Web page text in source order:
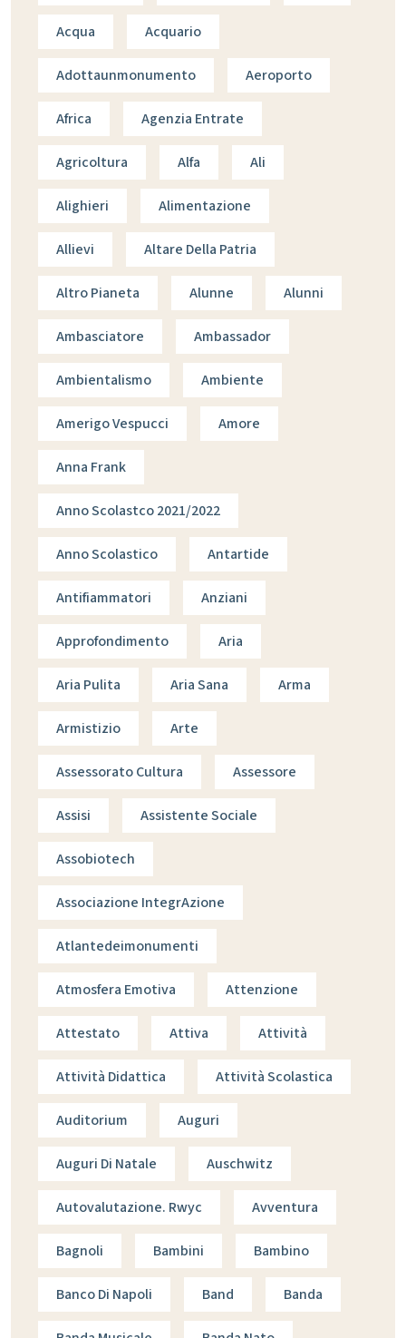
Acqua Acquario
Adottaunmonumento Aeroporto
Africa Agenzia Entrate
Agricoltura Alfa Ali
Alighieri Alimentazione
Allievi Altare Della Patria
Altro Pianeta Alunne Alunni
Ambasciatore Ambassador
Ambientalismo Ambiente
Amerigo Vespucci Amore
Anna Frank
Anno Scolastco 2021/2022
Anno Scolastico Antartide
Antifiammatori Anziani
Approfondimento Aria
Aria Pulita Aria Sana Arma
Armistizio Arte
Assessorato Cultura Assessore
Assisi Assistente Sociale
Assobiotech
Associazione IntegrAzione
Atlantedeimonumenti
Atmosfera Emotiva Attenzione
Attestato Attiva Attività
Attività Didattica Attività Scolastica
Auditorium Auguri
Auguri Di Natale Auschwitz
Autovalutazione. Rwyc Avventura
Bagnoli Bambini Bambino
Banco Di Napoli Band Banda